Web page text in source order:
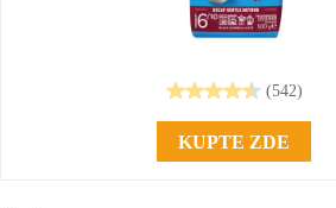
(542)
KUPTE ZDE